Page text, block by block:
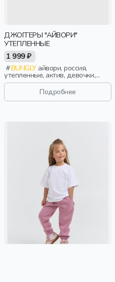
ДЖОГГЕРЫ "АЙВОРИ"
УТЕПЛЕННЫЕ
1 999 ₽
BUNGLYайвори, россия,
утепленные, актив, девочки,
малыши, дошкольники, дети
Подробнее